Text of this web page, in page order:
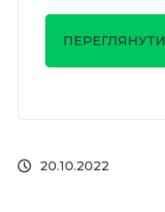
20.10.2022
ПЕРЕГЛЯНУТИ